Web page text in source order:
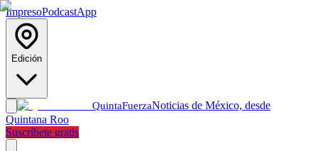
ImpresoPodcastApp
Edición
QuintaFuerzaNoticias de México, desde
Quintana Roo
Suscríbete gratis